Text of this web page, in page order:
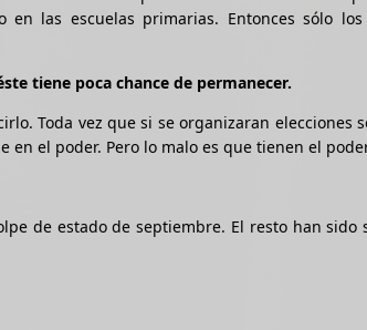
las escuelas primarias. Entonces sólo
tiene poca chance de permanecer.
Toda vez que si se organizaran elecciones
el poder. Pero lo malo es que tienen el
de estado de septiembre. El resto han sido